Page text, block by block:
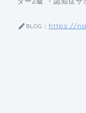
BLOG： https://